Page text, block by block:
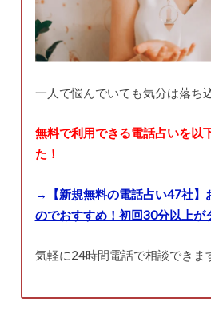
一人で悩んでいても気分は落ち
無料で利用できる電話占いを以
た！
→【新規無料の電話占い47社】
のでおすすめ！初回30分以上が
気軽に24時間電話で相談できま